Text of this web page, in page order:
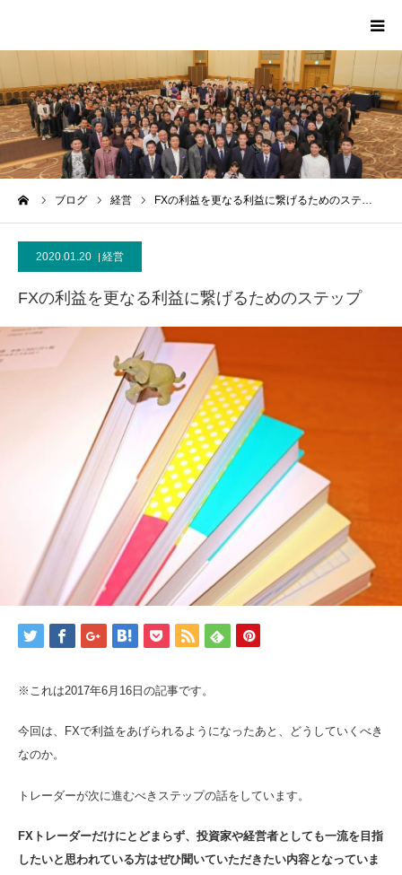
ブログ 経営 FXの利益を更なる利益に繋げるためのステ…
2020.01.20 経営
FXの利益を更なる利益に繋げるためのステップ
※これは2017年6月16日の記事です。
今回は、FXで利益をあげられるようになったあと、どうしていくべき
なのか。
トレーダーが次に進むべきステップの話をしています。
FXトレーダーだけにとどまらず、投資家や経営者としても一流を目指
したいと思われている方はぜひ聞いていただきたい内容となっていま
PROFILE
SCA
MESSAGE